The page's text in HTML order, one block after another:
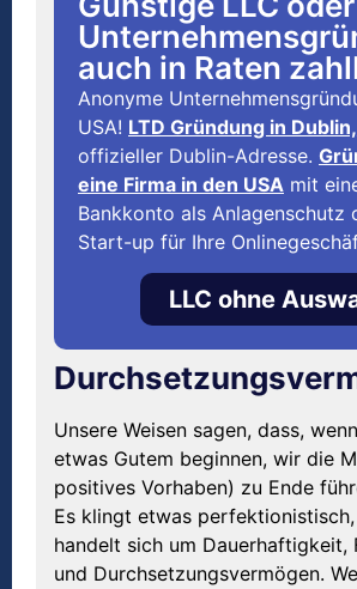
auch in Raten
Anonyme
USA! LTD Gründung in
offizieller Dublin-Adresse.
eine Firma in den USA mit
Bankkonto als Anlagenschutz
Start-up für Ihre
LLC ohne
Unsere Weisen sagen, dass,
etwas Gutem beginnen, wir die
positives Vorhaben) zu Ende
Es klingt etwas
handelt sich um Dauerhaftigkeit,
und Durchsetzungsvermögen.